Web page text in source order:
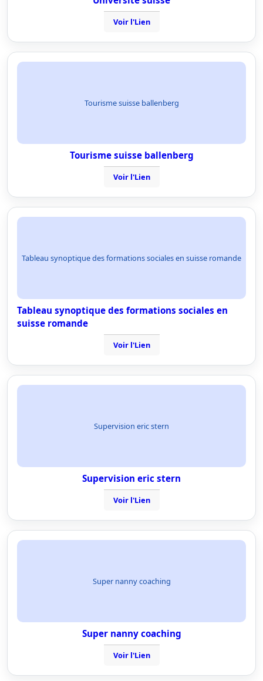
Voir l'Lien
Tourisme suisse ballenberg
Tourisme suisse ballenberg
Voir l'Lien
Tableau synoptique des formations sociales en suisse romande
Tableau synoptique des formations sociales en
suisse romande
Voir l'Lien
Supervision eric stern
Supervision eric stern
Voir l'Lien
Super nanny coaching
Super nanny coaching
Voir l'Lien